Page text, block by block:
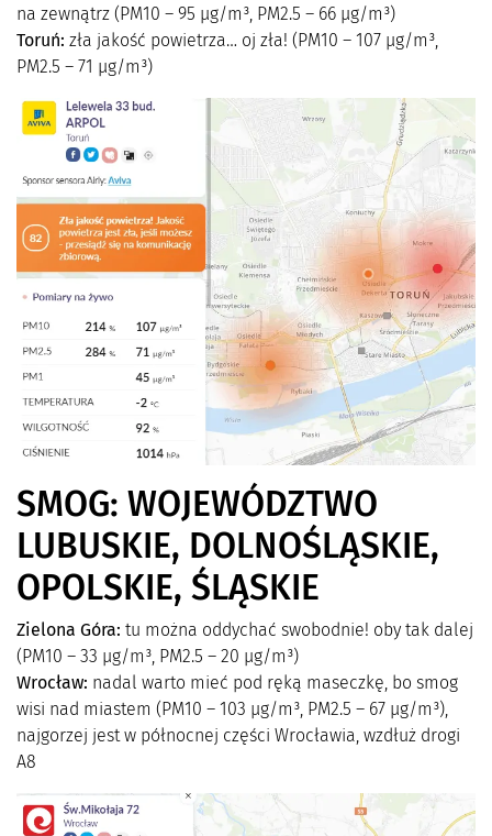
na zewnątrz (PM10 – 95 µg/m³, PM2.5 – 66 µg/m³)
Toruń: zła jakość powietrza… oj zła! (PM10 – 107 µg/m³,
PM2.5 – 71 µg/m³)
SMOG: WOJEWÓDZTWO
LUBUSKIE, DOLNOŚLĄSKIE,
OPOLSKIE, ŚLĄSKIE
Zielona Góra: tu można oddychać swobodnie! oby tak dalej
(PM10 – 33 µg/m³, PM2.5 – 20 µg/m³)
Wrocław: nadal warto mieć pod ręką maseczkę, bo smog
wisi nad miastem (PM10 – 103 µg/m³, PM2.5 – 67 µg/m³),
najgorzej jest w północnej części Wrocławia, wzdłuż drogi
A8